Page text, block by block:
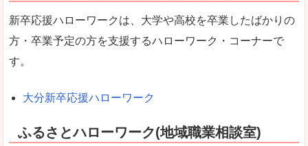
新卒応援ハローワークは、大学や高校を卒業したばかりの
方・卒業予定の方を支援するハローワーク・コーナーで
す。
大分新卒応援ハローワーク
ふるさとハローワーク(地域職業相談室)